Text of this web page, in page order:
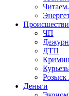
ЧП
ДТП
Розыск
Деньги